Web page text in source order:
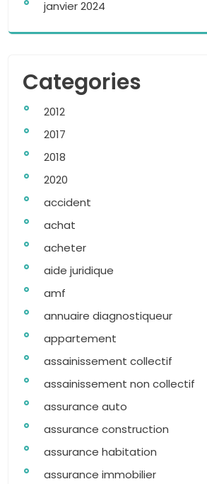
janvier 2024
Categories
2012
2017
2018
2020
accident
achat
acheter
aide juridique
amf
annuaire diagnostiqueur
appartement
assainissement collectif
assainissement non collectif
assurance auto
assurance construction
assurance habitation
assurance immobilier